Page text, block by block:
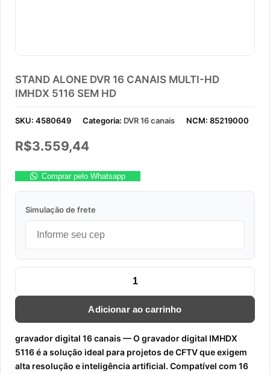
STAND ALONE DVR 16 CANAIS MULTI-HD
IMHDX 5116 SEM HD
SKU: 4580649 Categoria: DVR 16 canais NCM: 85219000
R$3.559,44
Comprar pelo Whatsapp
Simulação de frete
STAND ALONE DVR 16 CANAIS MULTI-HD IMHDX 5116 SEM
Adicionar ao carrinho
gravador digital 16 canais — O gravador digital IMHDX
5116 é a solução ideal para projetos de CFTV que exigem
alta resolução e inteligência artificial. Compatível com 16